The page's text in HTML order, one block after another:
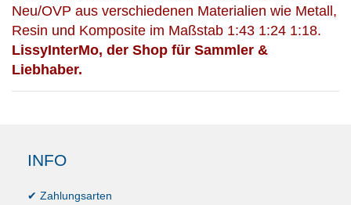
Neu/OVP aus verschiedenen Materialien wie Metall,
Resin und Komposite im Maßstab 1:43 1:24 1:18.
LissyInterMo, der Shop für Sammler &
Liebhaber.
INFO
✔ Zahlungsarten